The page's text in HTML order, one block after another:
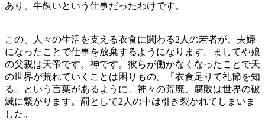
あり、牛飼いという仕事だったわけです。
この、人々の生活を支える衣食に関わる2人の若者が、夫婦
になったことで仕事を放棄するようになります。ましてや娘
の父親は天帝です。神です。彼らが働かなくなったことで天
の世界が荒れていくことは困りもの。「衣食足りて礼節を知
る」という言葉があるように、神々の荒廃、腐敗は世界の破
滅に繋がります。罰として2人の中は引き裂かれてしまいま
した。